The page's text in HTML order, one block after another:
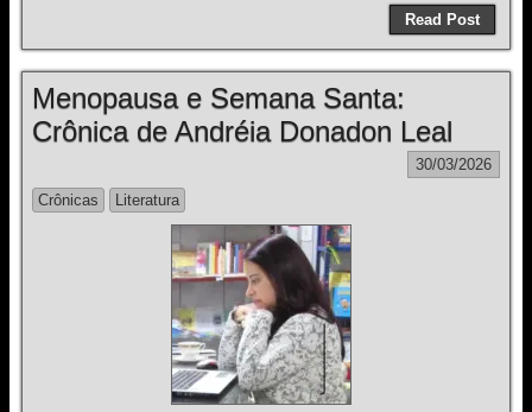
Read Post
Menopausa e Semana Santa:
Crônica de Andréia Donadon Leal
30/03/2026
Crônicas
Literatura